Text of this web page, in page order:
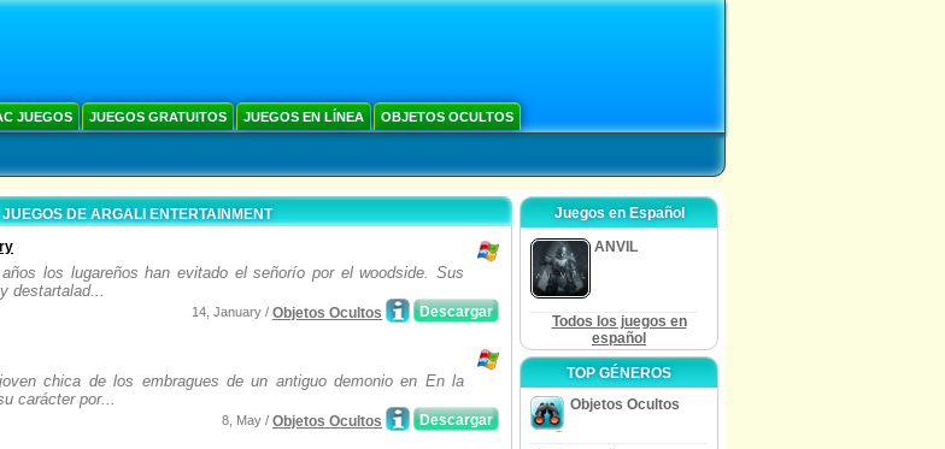
JUEGOS JUEGOS GRATUITOS JUEGOS EN LÍNEA OBJETOS OCULTOS
JUEGOS DE ARGALI ENTERTAINMENT
los lugareños han evitado el señorío por el woodside. Sus
destartalad...
Descargar
14, January / Objetos Ocultos
chica de los embragues de un antiguo demonio en En la
carácter por...
Descargar
8, May / Objetos Ocultos
Juegos en Español
ANVIL
Todos los juegos en
español
TOP GÉNEROS
Objetos Ocultos